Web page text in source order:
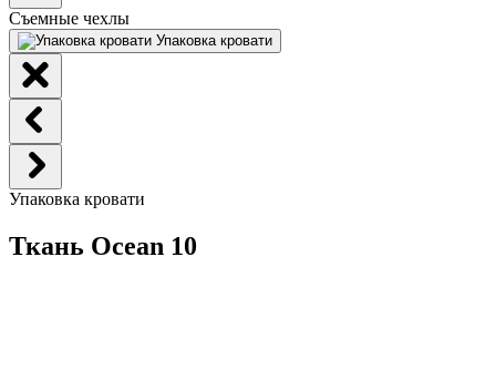
Съемные чехлы
Упаковка кровати
Упаковка кровати
Ткань Ocean 10